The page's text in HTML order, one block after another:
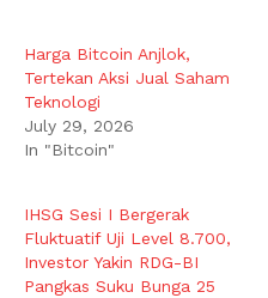
Harga Bitcoin Anjlok,
Tertekan Aksi Jual Saham
Teknologi
July 29, 2026
In "Bitcoin"
IHSG Sesi I Bergerak
Fluktuatif Uji Level 8.700,
Investor Yakin RDG-BI
Pangkas Suku Bunga 25